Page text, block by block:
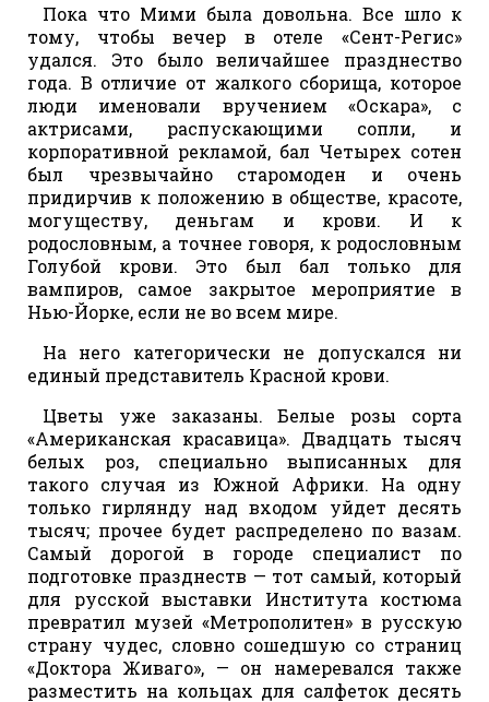
Пока что Мими была довольна. Все шло к
тому, чтобы вечер в отеле «Сент-Регис»
удался. Это было величайшее празднество
года. В отличие от жалкого сборища, которое
люди именовали вручением «Оскара», с
актрисами, распускающими сопли, и
корпоративной рекламой, бал Четырех сотен
был чрезвычайно старомоден и очень
придирчив к положению в обществе, красоте,
могуществу, деньгам и крови. И к
родословным, а точнее говоря, к родословным
Голубой крови. Это был бал только для
вампиров, самое закрытое мероприятие в
Нью-Йорке, если не во всем мире.
На него категорически не допускался ни
единый представитель Красной крови.
Цветы уже заказаны. Белые розы сорта
«Американская красавица». Двадцать тысяч
белых роз, специально выписанных для
такого случая из Южной Африки. На одну
только гирлянду над входом уйдет десять
тысяч; прочее будет распределено по вазам.
Самый дорогой в городе специалист по
подготовке празднеств — тот самый, который
для русской выставки Института костюма
превратил музей «Метрополитен» в русскую
страну чудес, словно сошедшую со страниц
«Доктора Живаго», — он намеревался также
разместить на кольцах для салфеток десять